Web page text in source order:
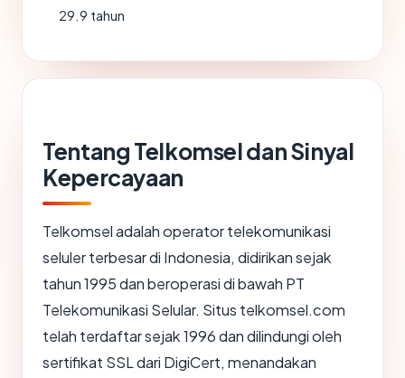
29.9 tahun
Tentang Telkomsel dan Sinyal
Kepercayaan
Telkomsel adalah operator telekomunikasi
seluler terbesar di Indonesia, didirikan sejak
tahun 1995 dan beroperasi di bawah PT
Telekomunikasi Selular. Situs telkomsel.com
telah terdaftar sejak 1996 dan dilindungi oleh
sertifikat SSL dari DigiCert, menandakan